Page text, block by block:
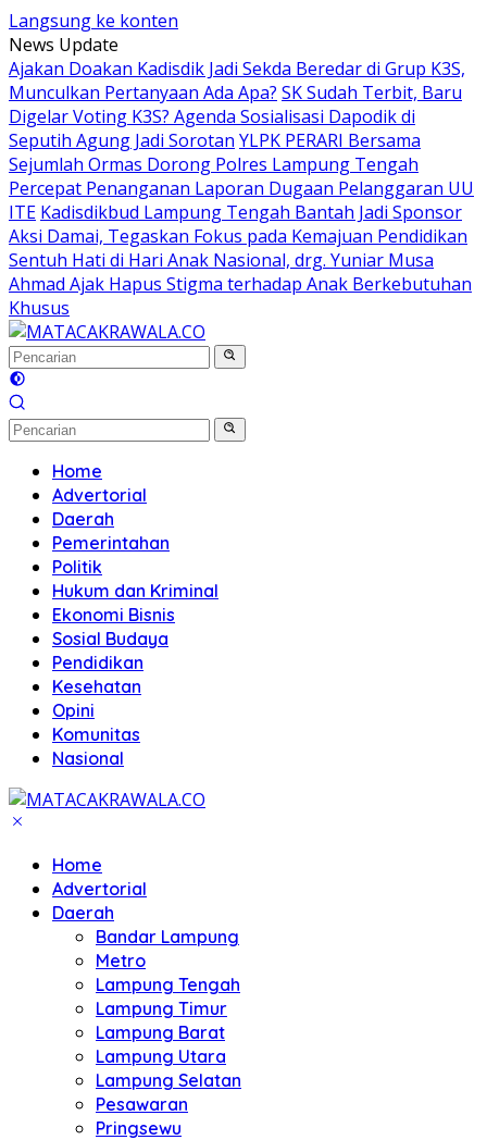
Langsung ke konten
News Update
Ajakan Doakan Kadisdik Jadi Sekda Beredar di Grup K3S,
Munculkan Pertanyaan Ada Apa? SK Sudah Terbit, Baru
Digelar Voting K3S? Agenda Sosialisasi Dapodik di
Seputih Agung Jadi Sorotan YLPK PERARI Bersama
Sejumlah Ormas Dorong Polres Lampung Tengah
Percepat Penanganan Laporan Dugaan Pelanggaran UU
ITE Kadisdikbud Lampung Tengah Bantah Jadi Sponsor
Aksi Damai, Tegaskan Fokus pada Kemajuan Pendidikan
Sentuh Hati di Hari Anak Nasional, drg. Yuniar Musa
Ahmad Ajak Hapus Stigma terhadap Anak Berkebutuhan
Khusus
Home
Advertorial
Daerah
Pemerintahan
Politik
Hukum dan Kriminal
Ekonomi Bisnis
Sosial Budaya
Pendidikan
Kesehatan
Opini
Komunitas
Nasional
Home
Advertorial
Daerah
Bandar Lampung
Metro
Lampung Tengah
Lampung Timur
Lampung Barat
Lampung Utara
Lampung Selatan
Pesawaran
Pringsewu